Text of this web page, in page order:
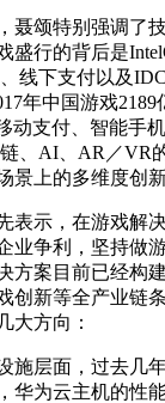
聂颂特别强调了
盛行的背后是
线下支付以及
年中国游戏2189
动支付、智能手
、AI、AR／VR
景上的多维度创新
表示，在游戏解
业争利，坚持做
方案目前已经构
创新等全产业链
大方向：
施层面，过去几
华为云主机的性